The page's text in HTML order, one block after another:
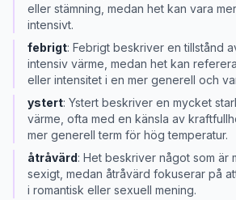
eller stämning, medan het kan vara
intensivt.
febrigt: Febrigt beskriver en tillstånd
intensiv värme, medan het kan
eller intensitet i en mer generell och
ystert: Ystert beskriver en mycket
värme, ofta med en känsla av
mer generell term för hög temperatur.
åtråvärd: Het beskriver något som är
sexigt, medan åtråvärd fokuserar på
i romantisk eller sexuell mening.